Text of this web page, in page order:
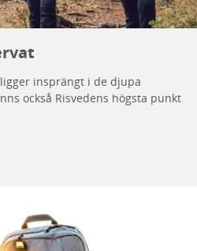
insprängt i de djupa
också Risvedens högsta punkt